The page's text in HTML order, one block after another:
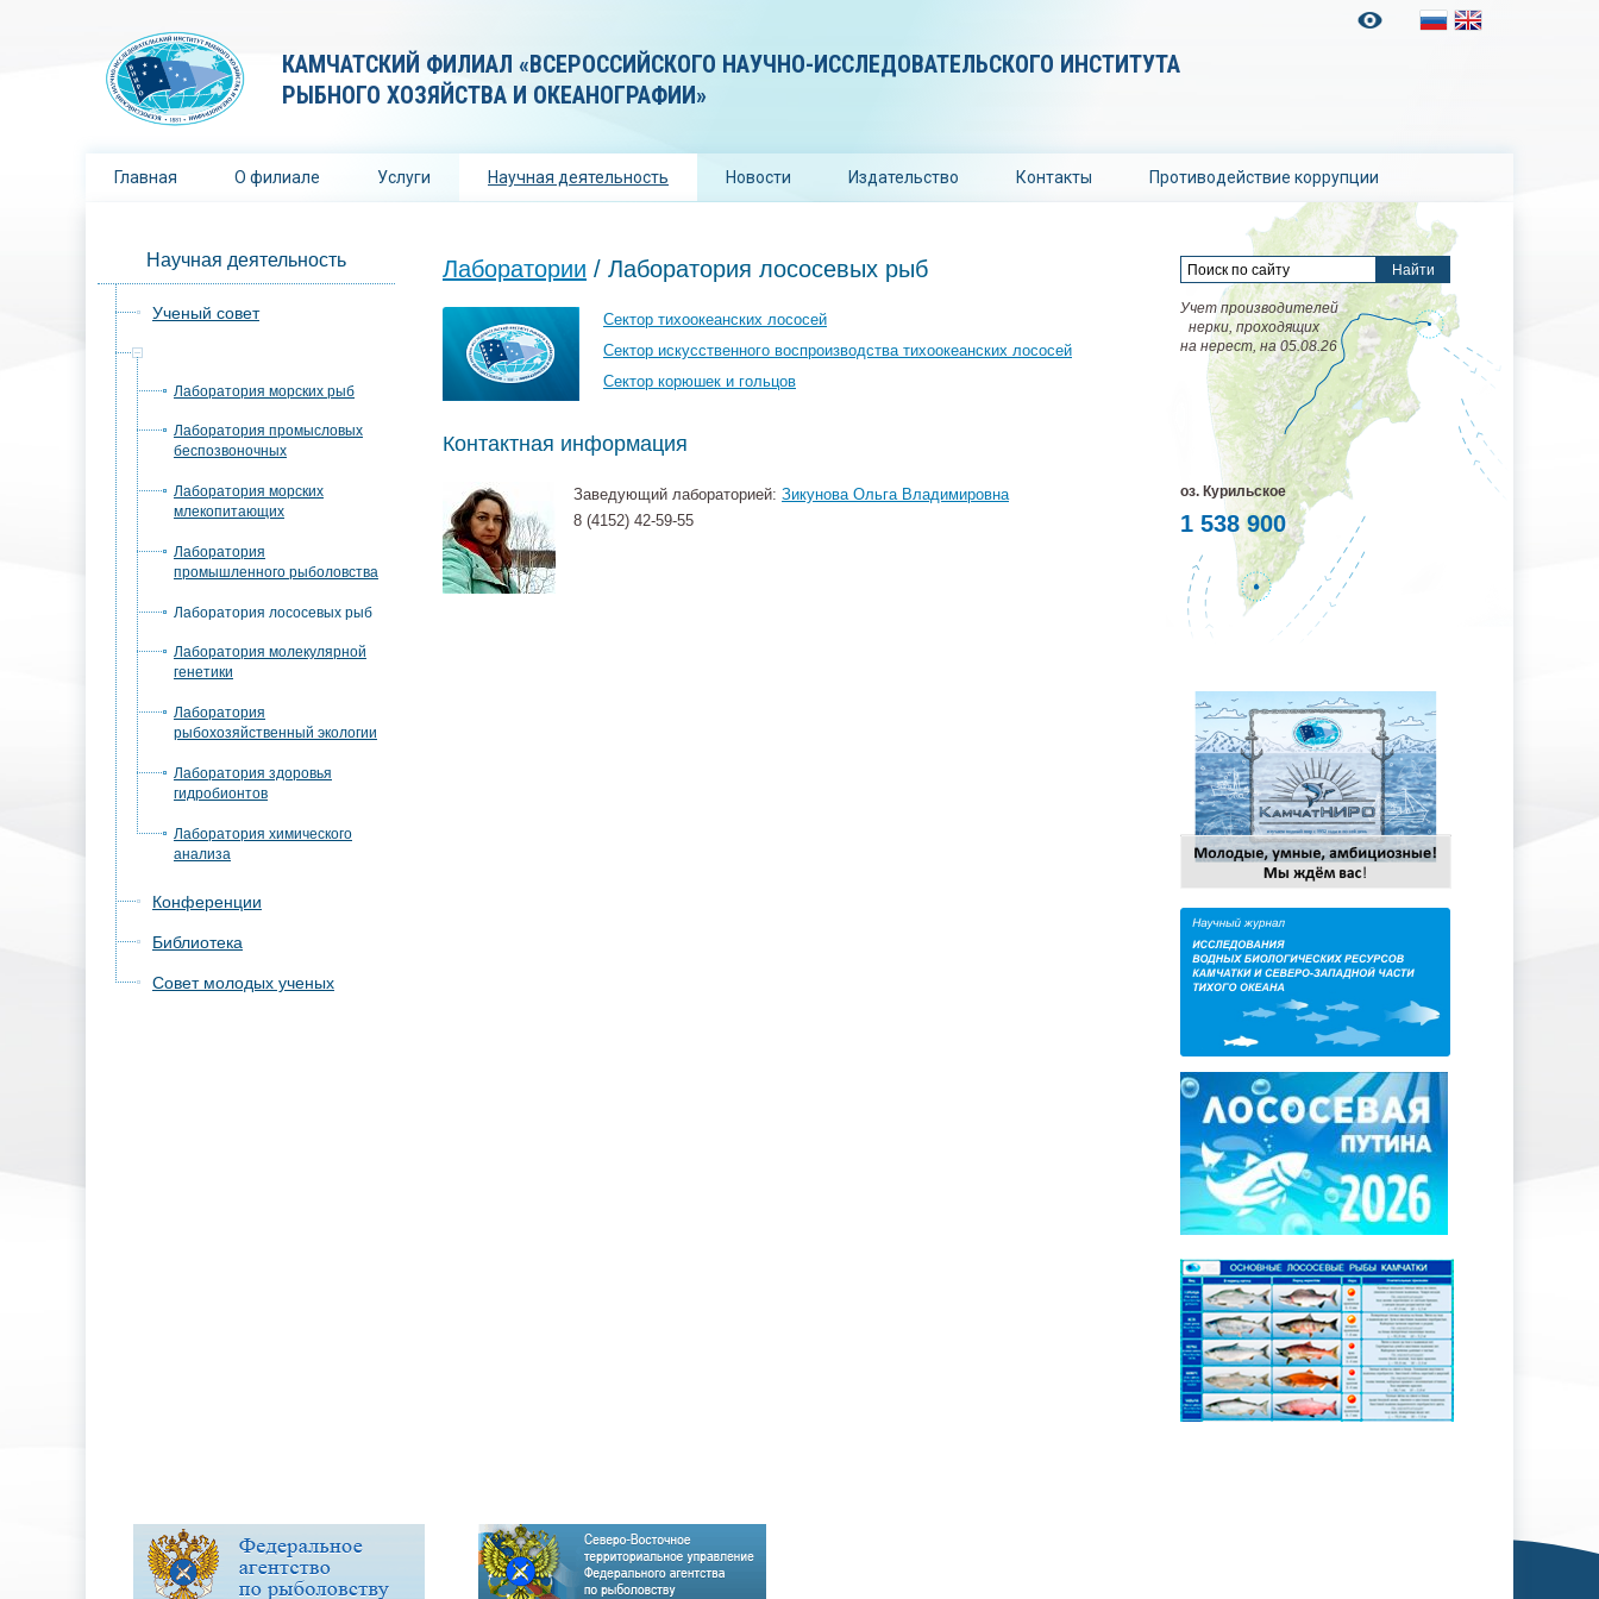
КАМЧАТСКИЙ ФИЛИАЛ «ВСЕРОССИЙСКОГО НАУЧНО-ИССЛЕДОВАТЕЛЬСКОГО ИНСТИТУТА
РЫБНОГО ХОЗЯЙСТВА И ОКЕАНОГРАФИИ»
Главная О филиале Услуги Научная деятельность Новости Издательство Контакты Противодействие коррупции
Научная деятельность
Ученый совет
Лаборатория морских рыб
Лаборатория промысловых
беспозвоночных
Лаборатория морских
млекопитающих
Лаборатория
промышленного рыболовства
Лаборатория лососевых рыб
Лаборатория молекулярной
генетики
Лаборатория
рыбохозяйственный экологии
Лаборатория здоровья
гидробионтов
Лаборатория химического
анализа
Конференции
Библиотека
Совет молодых ученых
Лаборатории / Лаборатория лососевых рыб
Сектор тихоокеанских лососей
Сектор искусственного воспроизводства тихоокеанских лососей
Сектор корюшек и гольцов
Контактная информация
Заведующий лабораторией: Зикунова Ольга Владимировна
8 (4152) 42-59-55
Учет производителей
нерки, проходящих
на нерест, на 05.08.26
оз. Курильское
1 538 900